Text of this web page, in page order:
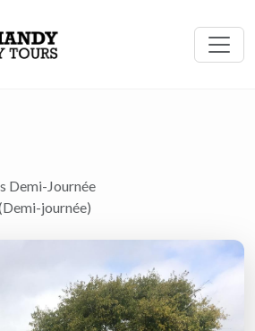
Demi-Journée
journée)